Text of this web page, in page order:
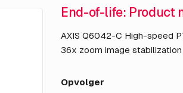
End-of-life: Product
AXIS Q6042-C High-speed
36x zoom image stabilization
Opvolger